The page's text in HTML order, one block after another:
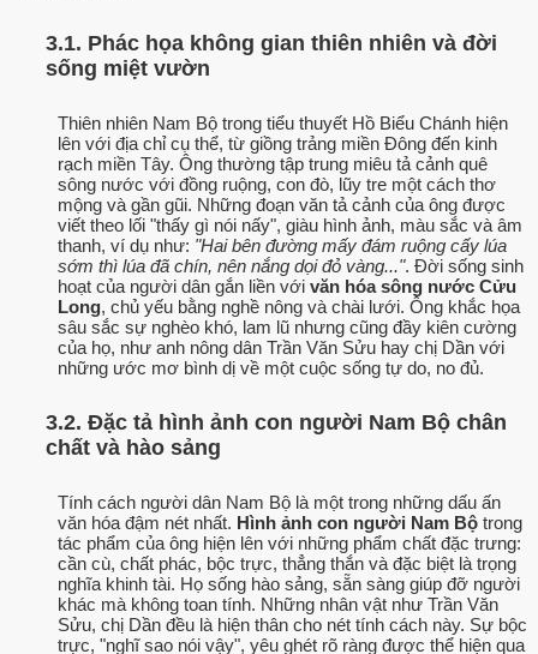
3.1. Phác họa không gian thiên nhiên và đời
sống miệt vườn
Thiên nhiên Nam Bộ trong tiểu thuyết Hồ Biểu Chánh hiện
lên với địa chỉ cụ thể, từ giồng trảng miền Đông đến kinh
rạch miền Tây. Ông thường tập trung miêu tả cảnh quê
sông nước với đồng ruộng, con đò, lũy tre một cách thơ
mộng và gần gũi. Những đoạn văn tả cảnh của ông được
viết theo lối "thấy gì nói nấy", giàu hình ảnh, màu sắc và âm
thanh, ví dụ như: "Hai bên đường mấy đám ruộng cấy lúa
sớm thì lúa đã chín, nên nắng dọi đỏ vàng...". Đời sống sinh
hoạt của người dân gắn liền với văn hóa sông nước Cửu
Long, chủ yếu bằng nghề nông và chài lưới. Ông khắc họa
sâu sắc sự nghèo khó, lam lũ nhưng cũng đầy kiên cường
của họ, như anh nông dân Trần Văn Sửu hay chị Dần với
những ước mơ bình dị về một cuộc sống tự do, no đủ.
3.2. Đặc tả hình ảnh con người Nam Bộ chân
chất và hào sảng
Tính cách người dân Nam Bộ là một trong những dấu ấn
văn hóa đậm nét nhất. Hình ảnh con người Nam Bộ trong
tác phẩm của ông hiện lên với những phẩm chất đặc trưng:
cần cù, chất phác, bộc trực, thẳng thắn và đặc biệt là trọng
nghĩa khinh tài. Họ sống hào sảng, sẵn sàng giúp đỡ người
khác mà không toan tính. Những nhân vật như Trần Văn
Sửu, chị Dần đều là hiện thân cho nét tính cách này. Sự bộc
trực, "nghĩ sao nói vậy", yêu ghét rõ ràng được thể hiện qua